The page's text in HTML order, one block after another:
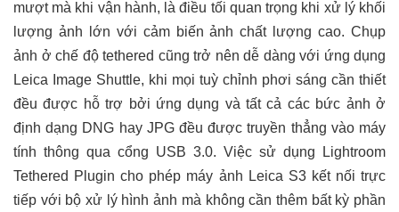
mượt mà khi vận hành, là điều tối quan trọng khi xử lý khối
lượng ảnh lớn với cảm biến ảnh chất lượng cao. Chụp
ảnh ở chế độ tethered cũng trở nên dễ dàng với ứng dụng
Leica Image Shuttle, khi mọi tuỳ chỉnh phơi sáng cần thiết
đều được hỗ trợ bởi ứng dụng và tất cả các bức ảnh ở
định dạng DNG hay JPG đều được truyền thẳng vào máy
tính thông qua cổng USB 3.0. Việc sử dụng Lightroom
Tethered Plugin cho phép máy ảnh Leica S3 kết nối trực
tiếp với bộ xử lý hình ảnh mà không cần thêm bất kỳ phần